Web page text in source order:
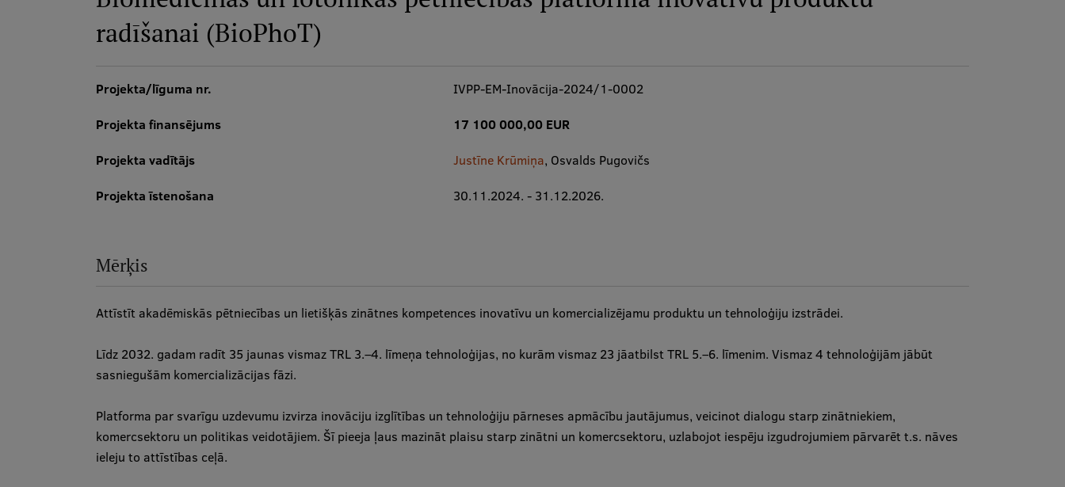
radīšanai (BioPhoT)
Projekta/līguma nr. IVPP-EM-Inovācija-2024/1-0002
Projekta finansējums 17 100 000,00 EUR
Projekta vadītājs Justīne Krūmiņa, Osvalds Pugovičs
Projekta īstenošana 30.11.2024. - 31.12.2026.
Mērķis
Attīstīt akadēmiskās pētniecības un lietišķās zinātnes kompetences inovatīvu un komercializējamu produktu un tehnoloģiju izstrādei.
Līdz 2032. gadam radīt 35 jaunas vismaz TRL 3.–4. līmeņa tehnoloģijas, no kurām vismaz 23 jāatbilst TRL 5.–6. līmenim. Vismaz 4 tehnoloģijām jābūt
sasniegušām komercializācijas fāzi.
Platforma par svarīgu uzdevumu izvirza inovāciju izglītības un tehnoloģiju pārneses apmācību jautājumus, veicinot dialogu starp zinātniekiem,
komercsektoru un politikas veidotājiem. Šī pieeja ļaus mazināt plaisu starp zinātni un komercsektoru, uzlabojot iespēju izgudrojumiem pārvarēt t.s. nāves
ieleju to attīstības ceļā.